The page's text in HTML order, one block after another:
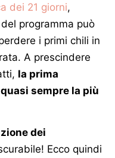
dei 21 giorni,
programma può
i primi chili in
A prescindere
la prima
sempre la più
dei
Ecco quindi